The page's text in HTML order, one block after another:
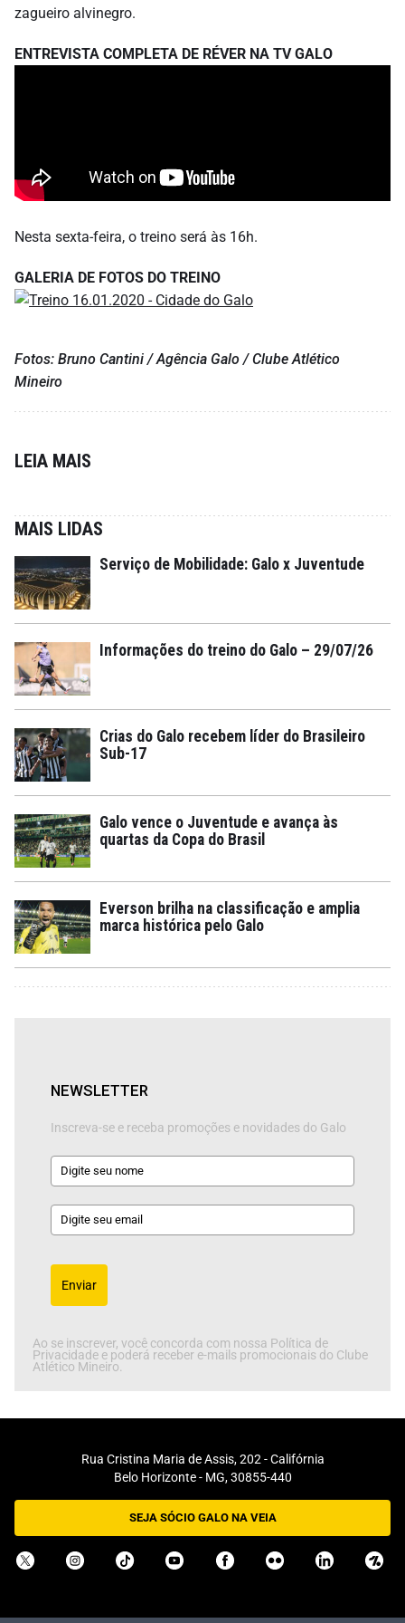
zagueiro alvinegro.
ENTREVISTA COMPLETA DE RÉVER NA TV GALO
Nesta sexta-feira, o treino será às 16h.
GALERIA DE FOTOS DO TREINO
Fotos: Bruno Cantini / Agência Galo / Clube Atlético
Mineiro
LEIA MAIS
MAIS LIDAS
Serviço de Mobilidade: Galo x Juventude
Informações do treino do Galo – 29/07/26
Crias do Galo recebem líder do Brasileiro
Sub-17
Galo vence o Juventude e avança às
quartas da Copa do Brasil
Everson brilha na classificação e amplia
marca histórica pelo Galo
NEWSLETTER
Inscreva-se e receba promoções e novidades do Galo
Enviar
Ao se inscrever, você concorda com nossa Política de
Privacidade e poderá receber e-mails promocionais do Clube
Atlético Mineiro.
Rua Cristina Maria de Assis, 202 - Califórnia
Belo Horizonte - MG, 30855-440
SEJA SÓCIO GALO NA VEIA